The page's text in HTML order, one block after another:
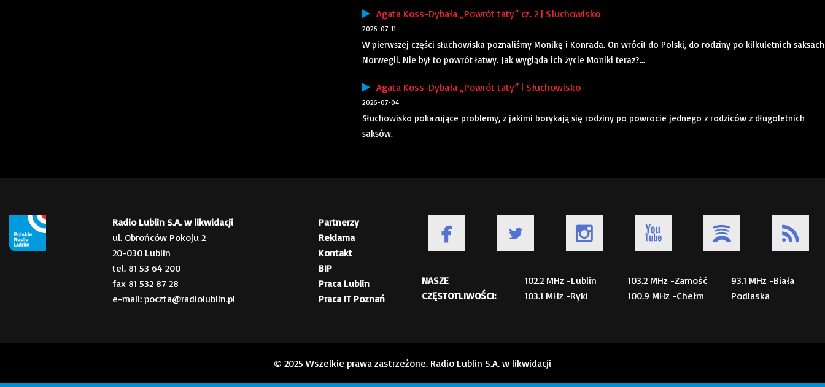
Agata Koss-Dybała „Powrót taty” cz. 2 | Słuchowisko
2026-07-11
W pierwszej części słuchowiska poznaliśmy Monikę i Konrada. On wrócił do Polski, do rodziny po kilkuletnich
Norwegii. Nie był to powrót łatwy. Jak wygląda ich życie Moniki teraz?...
Agata Koss-Dybała „Powrót taty” | Słuchowisko
2026-07-04
Słuchowisko pokazujące problemy, z jakimi borykają się rodziny po powrocie jednego z rodziców z długoletnich
saksów.
Radio Lublin S.A. w likwidacji
ul. Obrońców Pokoju 2
20-030 Lublin
tel. 81 53 64 200
fax 81 532 87 28
e-mail: poczta@radiolublin.pl
Partnerzy
Reklama
Kontakt
BIP
Praca Lublin
Praca IT Poznań
NASZE
CZĘSTOTLIWOŚCI:
102.2 MHz -Lublin
103.1 MHz -Ryki
103.2 MHz -Zamość
100.9 MHz -Chełm
93.1 MHz -Biała
Podlaska
© 2025 Wszelkie prawa zastrzeżone. Radio Lublin S.A. w likwidacji